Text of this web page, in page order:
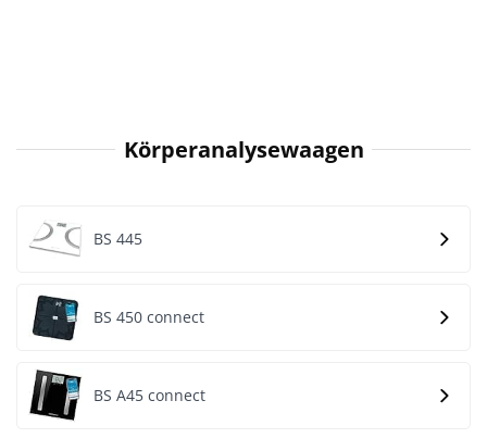
Körperanalysewaagen
BS 445
BS 450 connect
BS A45 connect